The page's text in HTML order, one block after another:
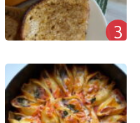
3